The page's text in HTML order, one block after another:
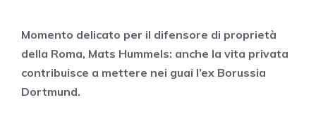
Momento delicato per il difensore di proprietà
della Roma, Mats Hummels: anche la vita privata
contribuisce a mettere nei guai l’ex Borussia
Dortmund.